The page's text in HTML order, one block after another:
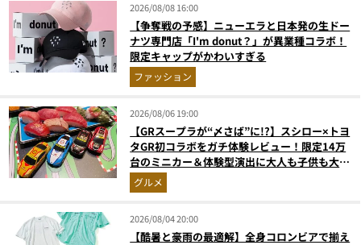
2026/08/08 16:00
【争奪戦の予感】ニューエラと日本発の生ドー
ナツ専門店「I'm donut？」が異業種コラボ！
限定キャップがかわいすぎる
ファッション
2026/08/06 19:00
【GRスープラが“〆さば”に!?】スシロー×トヨ
タGR初コラボをガチ体験レビュー！限定14万
台のミニカー＆体験型演出に大人も子供も大興
奮間違いなし
グルメ
2026/08/04 20:00
【酷暑と豪雨の最適解】全身コロンビアで揃え